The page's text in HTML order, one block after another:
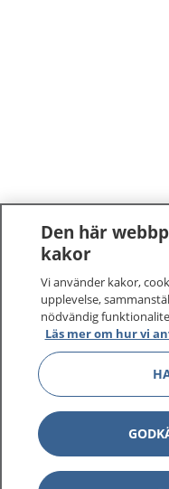
Den här
kakor
Vi använder kakor,
upplevelse,
nödvändig
Läs mer om hur vi